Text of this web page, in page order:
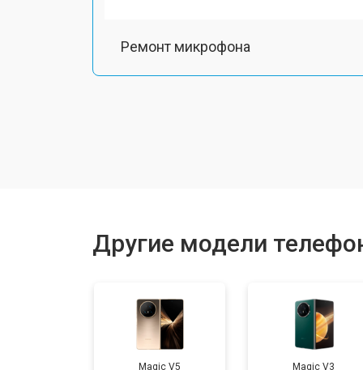
Ремонт микрофона
Замена дисплея (экрана)
Другие модели
Magic V5 Magic V3